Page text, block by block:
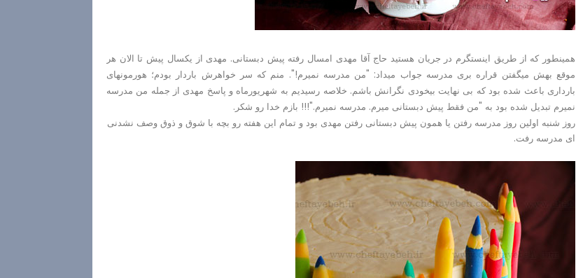
همینطور که از طریق اینستگرم در جریان هستید حاج آقا مهدی امسال رفته پیش دبستانی. مهدی از یکسال پیش تا الان هر
موقع بهش میگفتن قراره بری مدرسه جواب میداد: "من مدرسه نمیرم!". منم که سر خواهرش باردار بودم؛ هورمونهای
بارداری باعث شده بود که بی نهایت بیخودی نگرانش باشم. خلاصه رسیدیم به شهریورماه و پاسخ مهدی از جمله من مدرسه
نمیرم تبدیل شده بود به "من فقط پیش دبستانی میرم. مدرسه نمیرم."!!! بازم خدا رو شکر.
روز شنبه اولین روز مدرسه رفتن یا همون پیش دبستانی رفتن مهدی بود و تمام این هفته رو بچه با شوق و ذوق وصف نشدنی
ای مدرسه رفت.